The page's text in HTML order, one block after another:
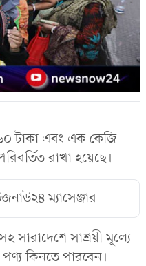
টাকা এবং এক কেজি
রাখা হয়েছে।
ম্যাসেঞ্জার
সারাদেশে সাশ্রয়ী মূল্যে
পণ্য কিনতে পারবেন।